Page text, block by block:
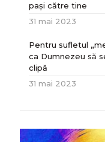
paşi către tine
31 mai 2023
Pentru sufletul
ca Dumnezeu să
clipă
31 mai 2023